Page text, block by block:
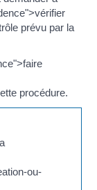
prévu par la
procédure.
ou-